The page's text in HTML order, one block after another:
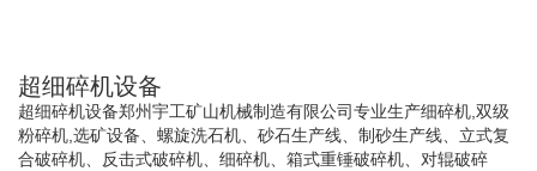
超细碎机设备
超细碎机设备郑州宇工矿山机械制造有限公司专业生产细碎机,双级
粉碎机,选矿设备、螺旋洗石机、砂石生产线、制砂生产线、立式复
合破碎机、反击式破碎机、细碎机、箱式重锤破碎机、对辊破碎